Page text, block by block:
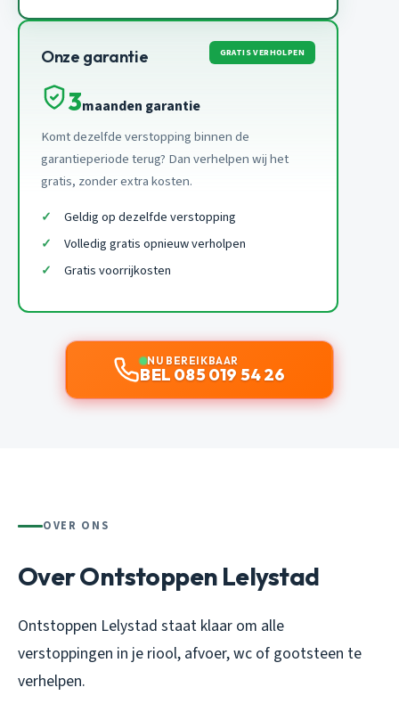
Onze garantie GRATIS VERHOLPEN
3maanden garantie
Komt dezelfde verstopping binnen de
garantieperiode terug? Dan verhelpen wij het
gratis, zonder extra kosten.
Geldig op dezelfde verstopping
Volledig gratis opnieuw verholpen
Gratis voorrijkosten
NU BEREIKBAAR
BEL 085 019 54 26
OVER ONS
Over Ontstoppen Lelystad
Ontstoppen Lelystad staat klaar om alle
verstoppingen in je riool, afvoer, wc of gootsteen te
verhelpen.